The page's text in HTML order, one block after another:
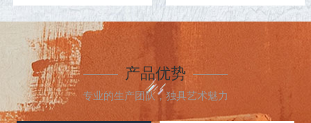
产品优势
专业的生产团队，独具艺术魅力